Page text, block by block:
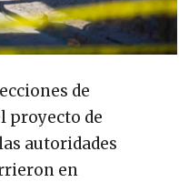
de
proyecto de
autoridades
en